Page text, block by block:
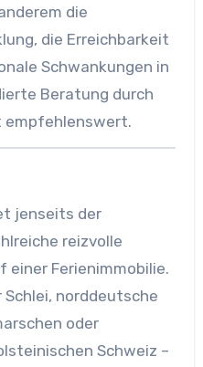
die
die Erreichbarkeit
Schwankungen in
Beratung durch
empfehlenswert.
jenseits der
reizvolle
Ferienimmobilie.
Schlei, norddeutsche
oder
Schweiz –